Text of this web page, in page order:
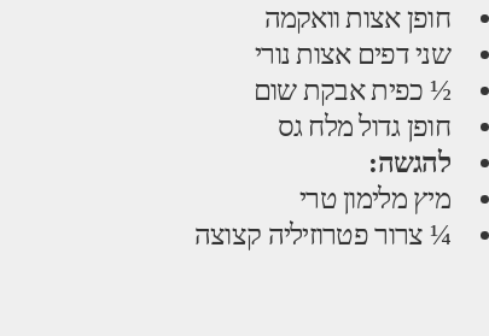
חופן אצות וואקמה
שני דפים אצות נורי
½ כפית אבקת שום
חופן גדול מלח גס
להגשה:
מיץ מלימון טרי
¼ צרור פטרוזיליה קצוצה